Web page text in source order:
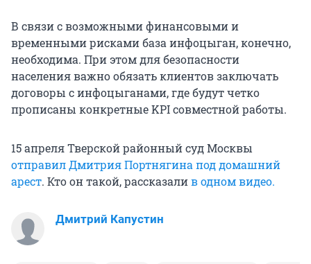
В связи с возможными финансовыми и
временными рисками база инфоцыган, конечно,
необходима. При этом для безопасности
населения важно обязать клиентов заключать
договоры с инфоцыганами, где будут четко
прописаны конкретные KPI совместной работы.
15 апреля Тверской районный суд Москвы
отправил Дмитрия Портнягина под домашний
арест. Кто он такой, рассказалив одном видео.
Дмитрий Капустин